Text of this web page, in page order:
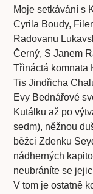
Moje setkávání s
Cyrila Boudy,
Radovanu
Černý, S Janem
Třináctá komnata
Tis Jindřicha
Evy Bednářové
Kutálku až po
sedm), něžnou
běžci Zdenku
nádherných
neubráníte se
V tom je ostatně